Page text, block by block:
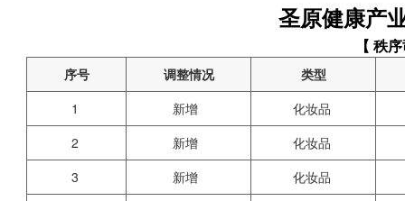
圣原健康产
【 秩
序号 调整情况
类型
1
新增
化妆品
2
新增
化妆品
3
新增
化妆品